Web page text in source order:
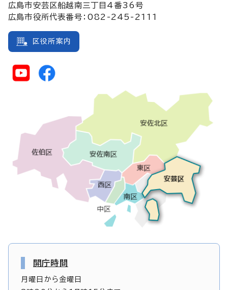
広島市安芸区船越南三丁目4番36号
広島市役所代表番号：082-245-2111
区役所案内
開庁時間
月曜日から金曜日